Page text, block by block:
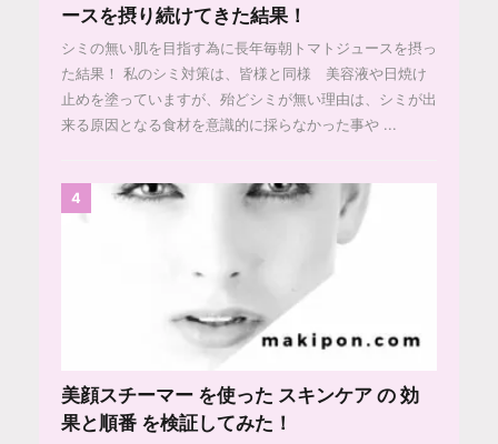
ースを摂り続けてきた結果！
シミの無い肌を目指す為に長年毎朝トマトジュースを摂っ
た結果！ 私のシミ対策は、皆様と同様 美容液や日焼け
止めを塗っていますが、殆どシミが無い理由は、シミが出
来る原因となる食材を意識的に採らなかった事や ...
4
美顔スチーマー を使った スキンケア の 効
果と順番 を検証してみた！